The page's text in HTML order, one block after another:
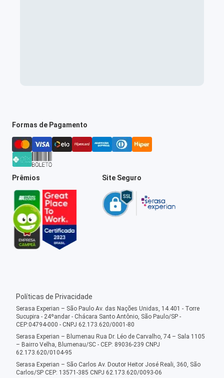
Formas de Pagamento
Prêmios Site Seguro
Políticas de Privacidade
Serasa Experian – São Paulo Av. das Nações Unidas, 14.401 - Torre
Sucupira - 24ºandar - Chácara Santo Antônio, São Paulo/SP -
CEP:04794-000 - CNPJ 62.173.620/0001-80
Serasa Experian – Blumenau Rua Dr. Léo de Carvalho, 74 – Sala 1105
– Bairro Velha, Blumenau/SC - CEP: 89036-239 CNPJ
62.173.620/0104-95
Serasa Experian – São Carlos Av. Doutor Heitor José Reali, 360, São
Carlos/SP CEP: 13571-385 CNPJ 62.173.620/0093-06